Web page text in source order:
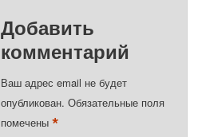
Добавить
комментарий
Ваш адрес email не будет
опубликован. Обязательные поля
помечены*